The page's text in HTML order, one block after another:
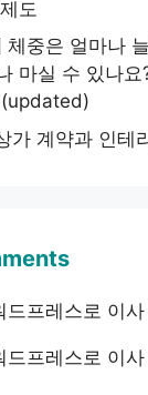
도
체중은 얼마나
마실 수 있나요
(updated)
가 계약과 인테
드프레스로 이사
드프레스로 이사